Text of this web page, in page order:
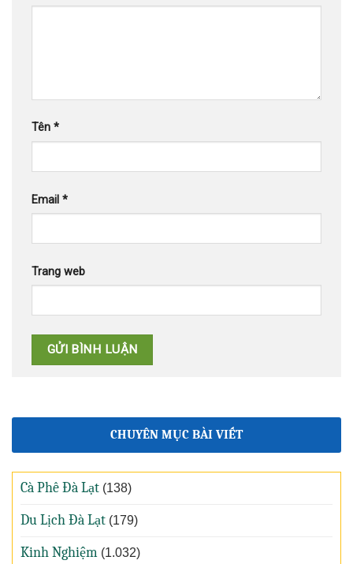
Tên *
Email *
Trang web
CHUYÊN MỤC BÀI VIẾT
Cà Phê Đà Lạt (138)
Du Lịch Đà Lạt (179)
Kinh Nghiệm (1.032)